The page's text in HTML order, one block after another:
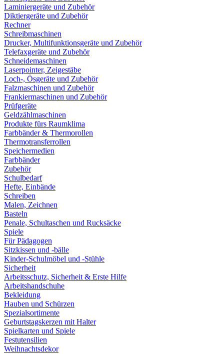
Laminiergeräte und Zubehör
Diktiergeräte und Zubehör
Rechner
Schreibmaschinen
Drucker, Multifunktionsgeräte und Zubehör
Telefaxgeräte und Zubehör
Schneidemaschinen
Laserpointer, Zeigestäbe
Loch-, Ösgeräte und Zubehör
Falzmaschinen und Zubehör
Frankiermaschinen und Zubehör
Prüfgeräte
Geldzählmaschinen
Produkte fürs Raumklima
Farbbänder & Thermorollen
Thermotransferrollen
Speichermedien
Farbbänder
Zubehör
Schulbedarf
Hefte, Einbände
Schreiben
Malen, Zeichnen
Basteln
Penale, Schultaschen und Rucksäcke
Spiele
Für Pädagogen
Sitzkissen und -bälle
Kinder-Schulmöbel und -Stühle
Sicherheit
Arbeitsschutz, Sicherheit & Erste Hilfe
Arbeitshandschuhe
Bekleidung
Hauben und Schürzen
Spezialsortimente
Geburtstagskerzen mit Halter
Spielkarten und Spiele
Festutensilien
Weihnachtsdekor